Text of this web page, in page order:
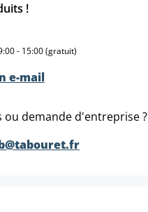
!
- 15:00 (gratuit)
e-mail
ou demande d'entreprise ?